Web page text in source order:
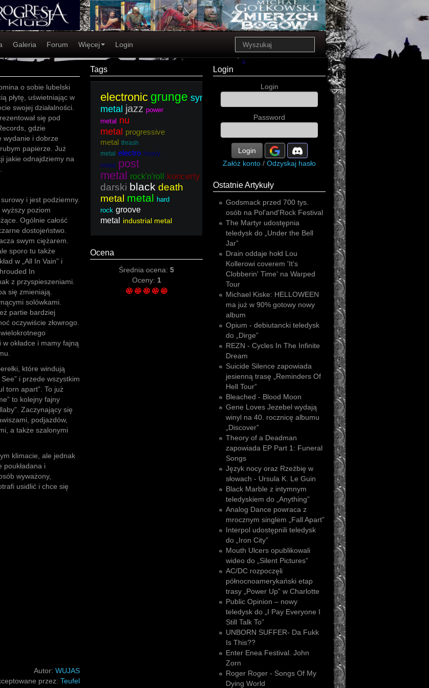
Galeria Forum Więcej Login
o sobie lubelski
płytę, uświetniając w
swojej działalności.
się pod
gdzie
wydanie i dobrze
papierze. Już
jakie odnajdziemy na
i jest podziemny.
poziom
Ogólnie całość
dostojeństwo.
swym ciężarem.
sporo tu także
w „All In Vain” i
In
z przyspieszeniami.
się zmieniają.
solówkami.
partie bardziej
oczywiście złowrogo.
okładce i mamy fajną
które windują
i przede wszystkim
torn apart”. To już
to kolejny fajny
Zaczynający się
podjazdów,
a także szalonymi
klimacie, ale jednak
poukładana i
wyważony,
usidlić i chce się
Autor: WUJAS
przez: Teufel
Tags
electronic grunge symphonic
metal jazz power
metal nu
metal progressive
metal thrash
metal electro heavy
metal
post
metal rock'n'roll koncerty
darski black death
metal metal hard
rock groove
metal
industrial metal
Ocena
Średnia ocena: 5
Oceny: 1
Login
Login
Password
Login
Załóż konto / Odzyskaj hasło
Ostatnie Artykuły
Godsmack przed 700 tys.
osób na Pol'and'Rock Festival
The Martyr udostępnia
teledysk do „Under the Bell
Jar”
Drain oddaje hołd Lou
Kollerowi coverem 'It's
Clobberin' Time' na Warped
Tour
Michael Kiske: HELLOWEEN
ma już w 90% gotowy nowy
album
Opium - debiutancki teledysk
do „Dirge”
REZN - Cycles In The Infinite
Dream
Suicide Silence zapowiada
jesienną trasę „Reminders Of
Hell Tour”
Bleached - Blood Moon
Gene Loves Jezebel wydają
winyl na 40. rocznicę albumu
„Discover”
Theory of a Deadman
zapowiada EP Part 1: Funeral
Songs
Język nocy oraz Rzeźbię w
słowach - Ursula K. Le Guin
Black Marble z intymnym
teledyskiem do „Anything”
Analog Dance powraca z
mrocznym singlem „Fall Apart”
Interpol udostępnili teledysk
do „Iron City”
Mouth Ulcers opublikowali
wideo do „Silent Pictures”
AC/DC rozpoczęli
północnoamerykański etap
trasy „Power Up” w Charlotte
Public Opinion – nowy
teledysk do „I Pay Everyone I
Still Talk To”
UNBORN SUFFER- Da Fukk
Is This??
Enter Enea Festival. John
Zorn
Roger Roger - Songs Of My
Dying World